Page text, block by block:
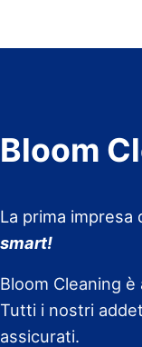
Bloom
La prima impresa
smart!
Bloom Cleaning
Tutti i nostri
assicurati.